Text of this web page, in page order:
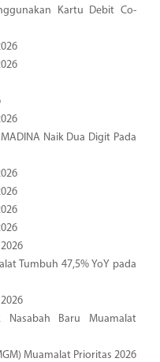
Kartu Debit Co-
Naik Dua Digit Pada
Tumbuh 47,5% YoY pada
Baru Muamalat
Muamalat Prioritas 2026